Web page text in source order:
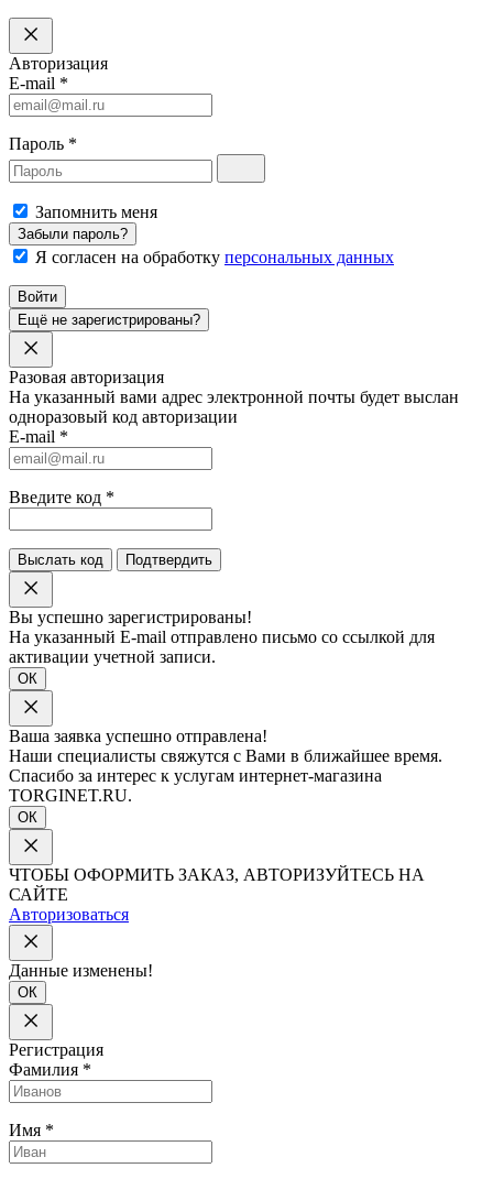
Авторизация
E-mail *
Пароль *
Запомнить меня
Забыли пароль?
Я согласен на обработку персональных данных
Войти
Ещё не зарегистрированы?
Разовая авторизация
На указанный вами адрес электронной почты будет выслан
одноразовый код авторизации
E-mail *
Введите код *
Выслать код Подтвердить
Вы успешно зарегистрированы!
На указанный E-mail отправлено письмо со ссылкой для
активации учетной записи.
ОК
Ваша заявка успешно отправлена!
Наши специалисты свяжутся с Вами в ближайшее время.
Спасибо за интерес к услугам интернет-магазина
TORGINET.RU.
ОК
ЧТОБЫ ОФОРМИТЬ ЗАКАЗ, АВТОРИЗУЙТЕСЬ НА
САЙТЕ
Авторизоваться
Данные изменены!
ОК
Регистрация
Фамилия *
Имя *